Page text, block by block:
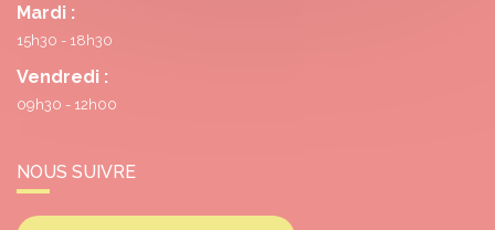
Mardi :
15h30 - 18h30
Vendredi :
09h30 - 12h00
NOUS SUIVRE